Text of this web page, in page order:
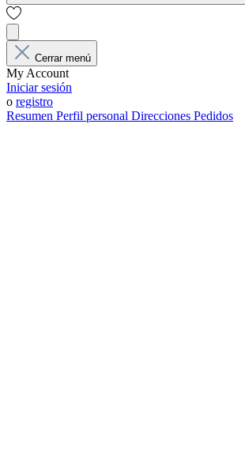
Cerrar menú
My Account
Iniciar sesión
o registro
Resumen Perfil personal Direcciones Pedidos